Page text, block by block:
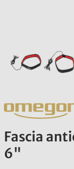
Fascia
6"